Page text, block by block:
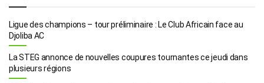
Ligue des champions – tour préliminaire : Le Club Africain face au
Djoliba AC
La STEG annonce de nouvelles coupures tournantes ce jeudi dans
plusieurs régions